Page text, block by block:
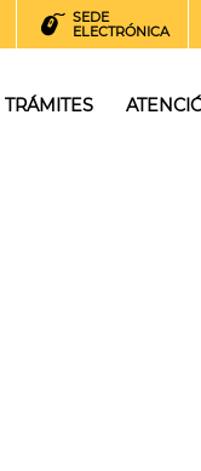
SEDE
ELECTRÓNICA
TRÁMITES